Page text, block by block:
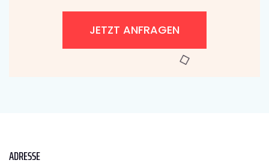
JETZT ANFRAGEN
ADRESSE